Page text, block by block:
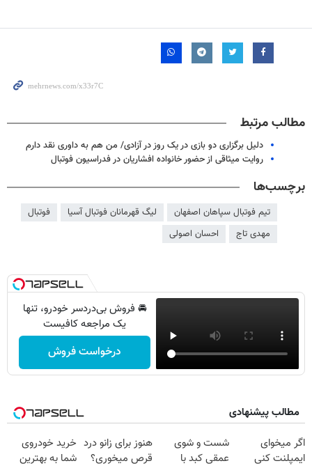
مطالب مرتبط
دلیل برگزاری دو بازی در یک روز در آزادی/ من هم به داوری نقد دارم
روایت میثاقی از حضور خانواده افشاریان در فدراسیون فوتبال
برچسب‌ها
تیم فوتبال سپاهان اصفهان لیگ قهرمانان فوتبال آسیا
فوتبال
مهدی تاج
احسان اصولی
🚘 فروش بی‌دردسر خودرو، تنها
یک مراجعه کافیست
درخواست فروش
مطالب پیشنهادی
اگر میخوای
ایمپلنت کنی
شست و شوی
عمقی کبد با
هنوز برای زانو درد
قرص میخوری؟
خرید خودروی
شما به بهترین